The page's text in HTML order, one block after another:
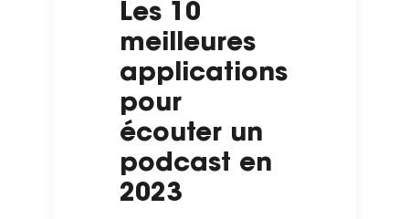
Les 10
meilleures
applications
pour
écouter un
podcast en
2023